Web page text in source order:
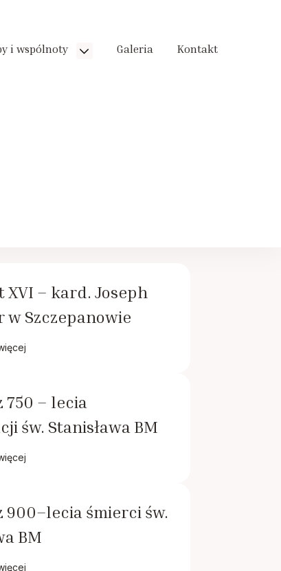
i wspólnoty Galeria Kontakt
XVI – kard. Joseph
w Szczepanowie
750 – lecia
św. Stanisława BM
900–lecia śmierci św.
BM